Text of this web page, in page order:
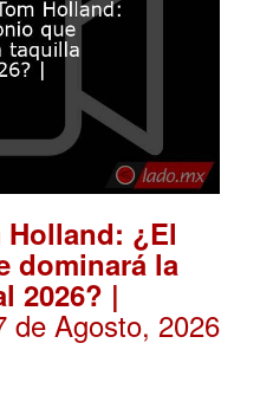
Holland: ¿El
dominará la
2026? |
de Agosto, 2026